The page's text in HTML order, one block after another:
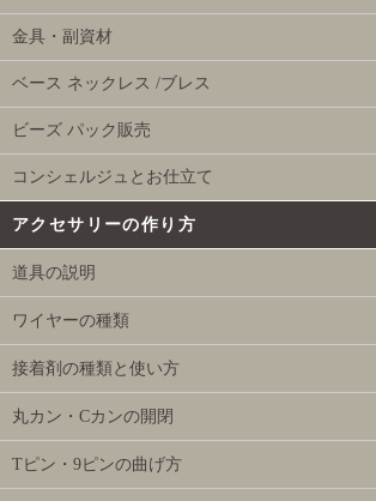
金具・副資材
ベース ネックレス /ブレス
ビーズ パック販売
コンシェルジュとお仕立て
アクセサリーの作り方
道具の説明
ワイヤーの種類
接着剤の種類と使い方
丸カン・Cカンの開閉
Tピン・9ピンの曲げ方